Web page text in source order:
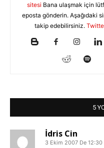
sitesi Bana ulaşmak için
eposta gönderin. Aşağıdaki
takip edebilirsiniz.
5
İdris Cin
3 Ekim 2007 De 12:30